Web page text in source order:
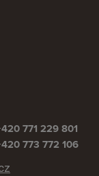
771 229 801
773 772 106